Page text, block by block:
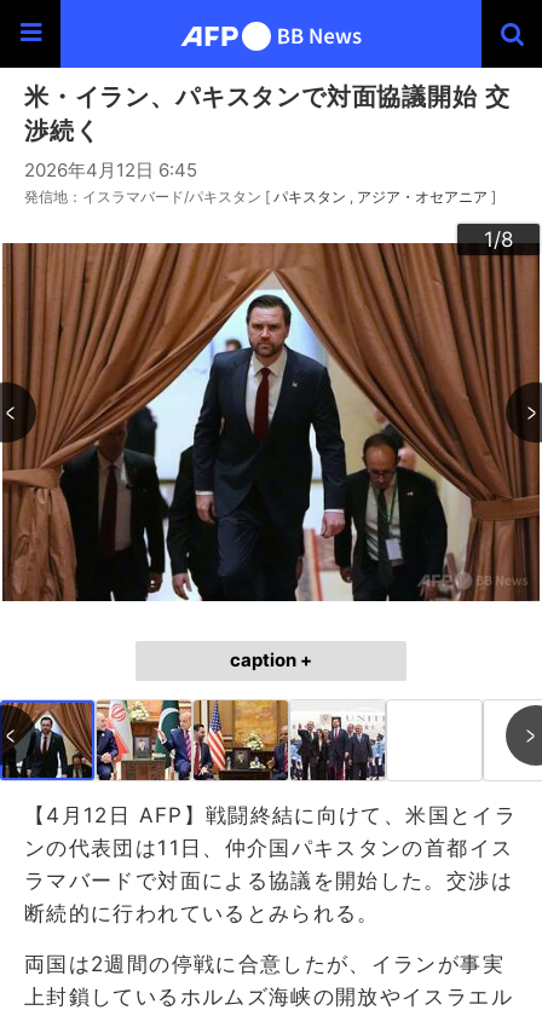
米・イラン、パキスタンで対面協議開始 交
渉続く
2026年4月12日 6:45
発信地：イスラマバード/パキスタン [ パキスタン アジア・オセアニア ]
1/8
2/8
3/8
4/8
5/8
6/8
7/8
8/8
caption +
【4月12日 AFP】戦闘終結に向けて、米国とイラ
ンの代表団は11日、仲介国パキスタンの首都イス
ラマバードで対面による協議を開始した。交渉は
断続的に行われているとみられる。
両国は2週間の停戦に合意したが、イランが事実
上封鎖しているホルムズ海峡の開放やイスラエル